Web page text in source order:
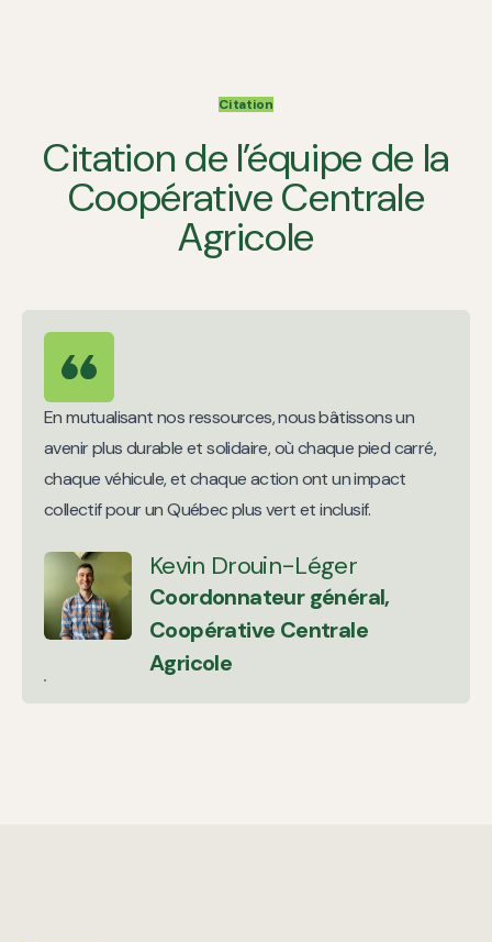
Citation
Citation de l’équipe de la
Coopérative Centrale
Agricole
En mutualisant nos ressources, nous bâtissons un
avenir plus durable et solidaire, où chaque pied carré,
chaque véhicule, et chaque action ont un impact
collectif pour un Québec plus vert et inclusif.
Kevin Drouin-Léger
Coordonnateur général,
Coopérative Centrale
Agricole